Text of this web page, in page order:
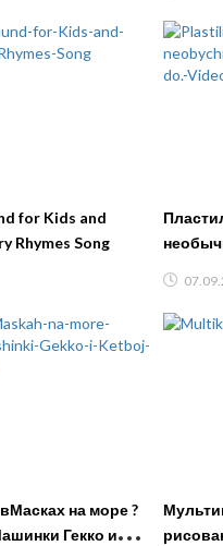
for Kids and
Rhymes Song
на море ?
Гекко и